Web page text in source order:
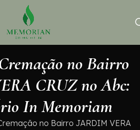
no Bairro
CRUZ no Abc:
In Memoriam
no Bairro JARDIM VERA